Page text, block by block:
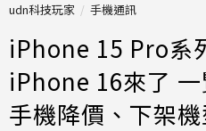
udn科技玩家 手機通訊
iPhone 15 Pro系
iPhone 16來了
手機降價、下架機